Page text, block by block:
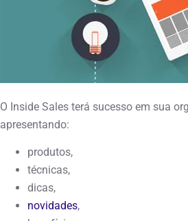
O Inside Sales terá sucesso em sua
apresentando:
produtos,
técnicas,
dicas,
novidades,